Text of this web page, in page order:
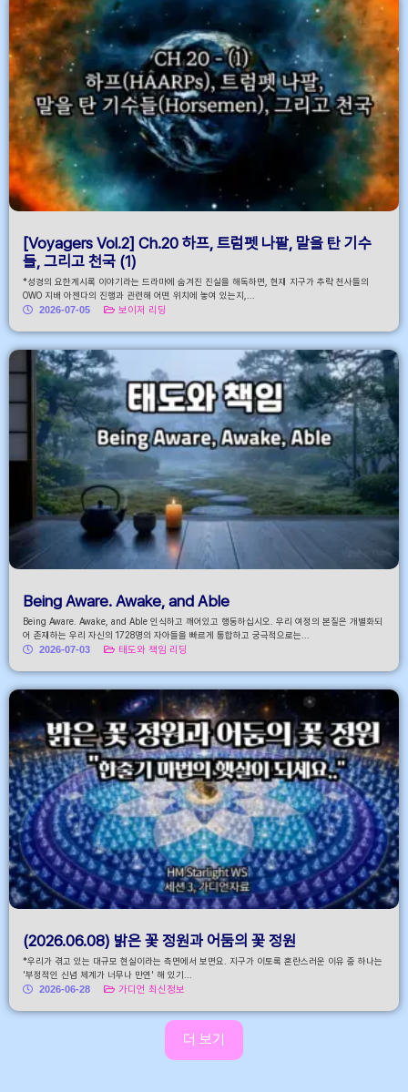
[Voyagers Vol.2] Ch.20 하프, 트럼펫 나팔, 말을 탄 기수
들, 그리고 천국 (1)
*성경의 요한계시록 이야기라는 드라마에 숨겨진 진실을 해독하면, 현재 지구가 추락 천사들의
OWO 지배 아젠다의 진행과 관련해 어떤 위치에 놓여 있는지,...
2026-07-05
보이저 리딩
Being Aware. Awake, and Able
Being Aware. Awake, and Able 인식하고 깨어있고 행동하십시오. 우리 여정의 본질은 개별화되
어 존재하는 우리 자신의 1728명의 자아들을 빠르게 통합하고 궁극적으로는...
2026-07-03
태도와 책임 리딩
(2026.06.08) 밝은 꽃 정원과 어둠의 꽃 정원
*우리가 겪고 있는 대규모 현실이라는 측면에서 보면요. 지구가 이토록 혼란스러운 이유 중 하나는
'부정적인 신념 체계가 너무나 만연' 해 있기...
2026-06-28
가디언 최신정보
더 보기